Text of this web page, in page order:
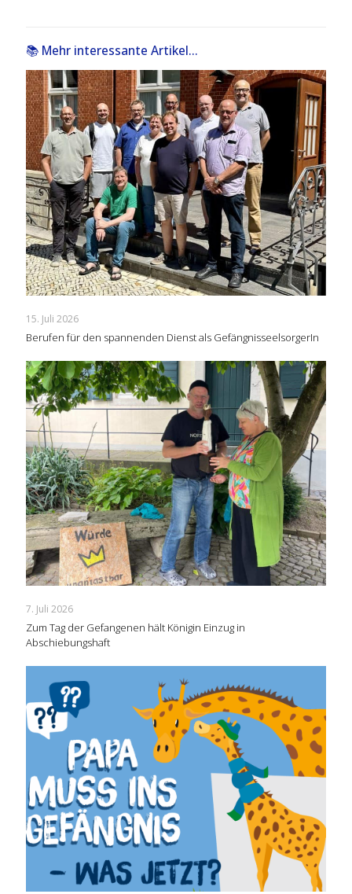
📚 Mehr interessante Artikel...
15. Juli 2026
Berufen für den spannenden Dienst als GefängnisseelsorgerIn
7. Juli 2026
Zum Tag der Gefangenen hält Königin Einzug in
Abschiebungshaft